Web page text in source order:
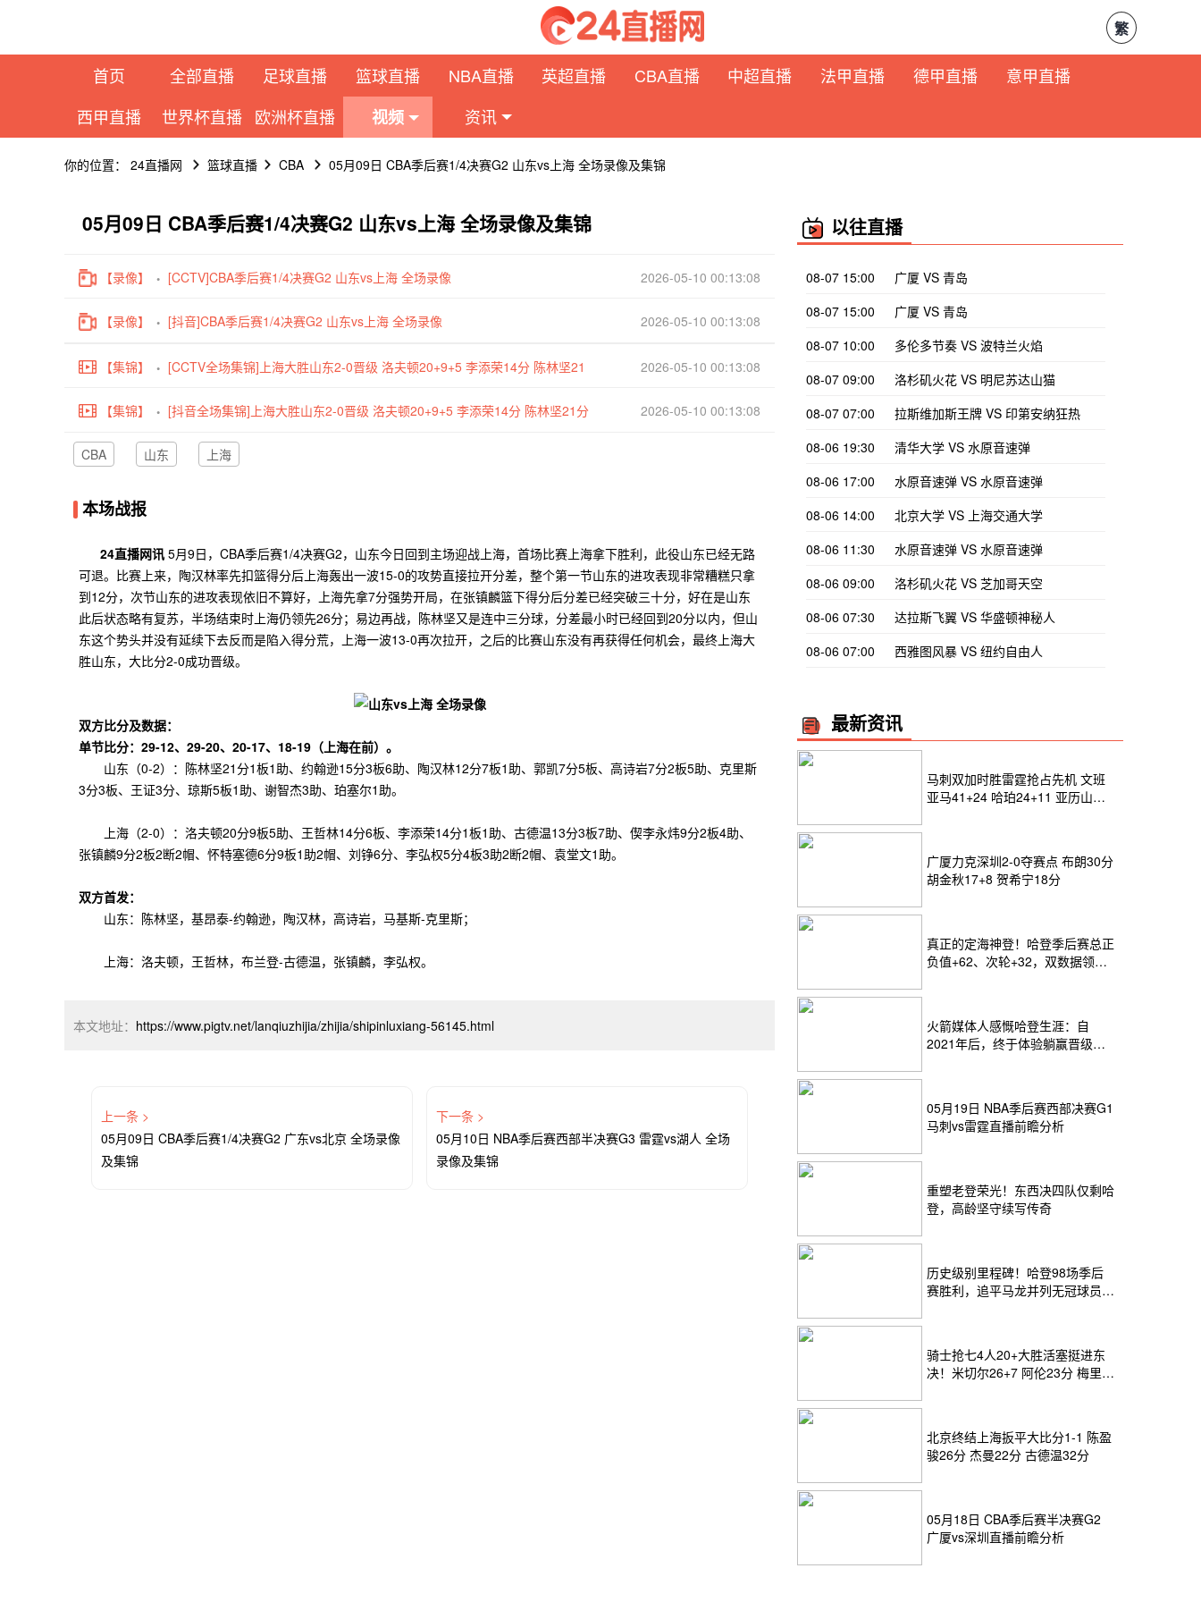
繁
首页 全部直播 足球直播 篮球直播 NBA直播 英超直播 CBA直播 中超直播 法甲直播 德甲直播
意甲直播
西甲直播
世界杯直播 欧洲杯直播 视频 资讯
你的位置： 24直播网 篮球直播 CBA 05月09日 CBA季后赛1/4决赛G2 山东vs上海 全场录像及集锦
05月09日 CBA季后赛1/4决赛G2 山东vs上海 全场录像及集锦
【录像】 [CCTV]CBA季后赛1/4决赛G2 山东vs上海 全场录像 2026-05-10 00:13:08
【录像】 [抖音]CBA季后赛1/4决赛G2 山东vs上海 全场录像 2026-05-10 00:13:08
【集锦】 [CCTV全场集锦]上海大胜山东2-0晋级 洛夫顿20+9+5 李添荣14分 陈林坚21
分
2026-05-10 00:13:08
【集锦】 [抖音全场集锦]上海大胜山东2-0晋级 洛夫顿20+9+5 李添荣14分 陈林坚21分 2026-05-10 00:13:08
CBA 山东 上海
本场战报
24直播网讯 5月9日，CBA季后赛1/4决赛G2，山东今日回到主场迎战上海，首场比赛上海拿下胜利，此役山东已经无路
可退。比赛上来，陶汉林率先扣篮得分后上海轰出一波15-0的攻势直接拉开分差，整个第一节山东的进攻表现非常糟糕只拿
到12分，次节山东的进攻表现依旧不算好，上海先拿7分强势开局，在张镇麟篮下得分后分差已经突破三十分，好在是山东
此后状态略有复苏，半场结束时上海仍领先26分；易边再战，陈林坚又是连中三分球，分差最小时已经回到20分以内，但山
东这个势头并没有延续下去反而是陷入得分荒，上海一波13-0再次拉开，之后的比赛山东没有再获得任何机会，最终上海大
胜山东，大比分2-0成功晋级。
双方比分及数据：
单节比分：29-12、29-20、20-17、18-19（上海在前）。
山东（0-2）：陈林坚21分1板1助、约翰逊15分3板6助、陶汉林12分7板1助、郭凯7分5板、高诗岩7分2板5助、克里斯
3分3板、王证3分、琼斯5板1助、谢智杰3助、珀塞尔1助。
上海（2-0）：洛夫顿20分9板5助、王哲林14分6板、李添荣14分1板1助、古德温13分3板7助、偰李永炜9分2板4助、
张镇麟9分2板2断2帽、怀特塞德6分9板1助2帽、刘铮6分、李弘权5分4板3助2断2帽、袁堂文1助。
双方首发：
山东：陈林坚，基昂泰-约翰逊，陶汉林，高诗岩，马基斯-克里斯；
上海：洛夫顿，王哲林，布兰登-古德温，张镇麟，李弘权。
本文地址： https://www.pigtv.net/lanqiuzhijia/zhijia/shipinluxiang-56145.html
上一条 >
05月09日 CBA季后赛1/4决赛G2 广东vs北京 全场录像
及集锦
下一条 >
05月10日 NBA季后赛西部半决赛G3 雷霆vs湖人 全场
录像及集锦
以往直播
08-07 15:00
广厦 VS 青岛
08-07 15:00
广厦 VS 青岛
08-07 10:00
多伦多节奏 VS 波特兰火焰
08-07 09:00
洛杉矶火花 VS 明尼苏达山猫
08-07 07:00
拉斯维加斯王牌 VS 印第安纳狂热
08-06 19:30
清华大学 VS 水原音速弹
08-06 17:00
水原音速弹 VS 水原音速弹
08-06 14:00
北京大学 VS 上海交通大学
08-06 11:30
水原音速弹 VS 水原音速弹
08-06 09:00
洛杉矶火花 VS 芝加哥天空
08-06 07:30
达拉斯飞翼 VS 华盛顿神秘人
08-06 07:00
西雅图风暴 VS 纽约自由人
最新资讯
马刺双加时胜雷霆抢占先机 文班
亚马41+24 哈珀24+11 亚历山大
广厦力克深圳2-0夺赛点 布朗30分
胡金秋17+8 贺希宁18分
真正的定海神登！哈登季后赛总正
负值+62、次轮+32，双数据领跑
火箭媒体人感慨哈登生涯：自
2021年后，终于体验躺赢晋级滋
05月19日 NBA季后赛西部决赛G1
马刺vs雷霆直播前瞻分析
重塑老登荣光！东西决四队仅剩哈
登，高龄坚守续写传奇
历史级别里程碑！哈登98场季后
赛胜利，追平马龙并列无冠球员历
骑士抢七4人20+大胜活塞挺进东
决！米切尔26+7 阿伦23分 梅里尔
北京终结上海扳平大比分1-1 陈盈
骏26分 杰曼22分 古德温32分
05月18日 CBA季后赛半决赛G2
广厦vs深圳直播前瞻分析